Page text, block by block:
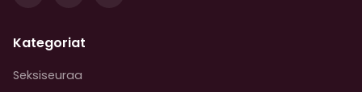
Kategoriat
Seksiseuraa